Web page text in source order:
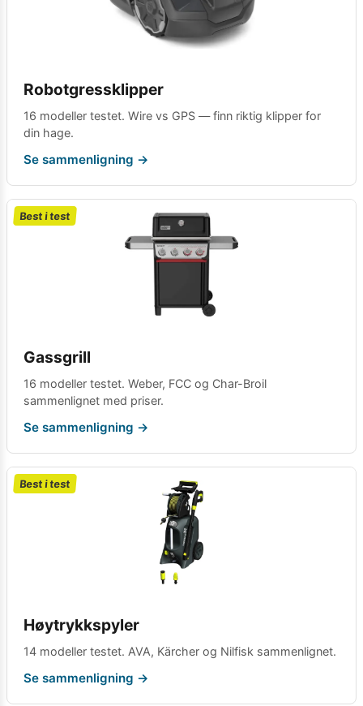
Robotgressklipper
16 modeller testet. Wire vs GPS — finn riktig klipper for
din hage.
Se sammenligning →
Best i test
Gassgrill
16 modeller testet. Weber, FCC og Char-Broil
sammenlignet med priser.
Se sammenligning →
Best i test
Høytrykkspyler
14 modeller testet. AVA, Kärcher og Nilfisk sammenlignet.
Se sammenligning →